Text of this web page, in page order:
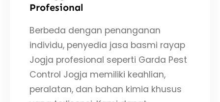
Profesional
Berbeda dengan penanganan
individu, penyedia jasa basmi rayap
Jogja profesional seperti Garda Pest
Control Jogja memiliki keahlian,
peralatan, dan bahan kimia khusus